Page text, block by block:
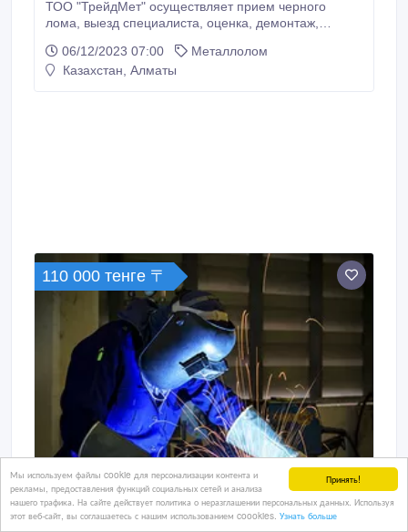
Принять!
Мы используем файлы cookie для персонализации контента и
рекламы, предоставления функций социальных сетей и анализа
нашего трафика. На сайте действует политика о неразглашении персональных данных. Используя
этот веб-сайт, вы соглашаетесь с нашим использованием coookies. Узнать больше
ТОО "ТрейдМет" осуществляет прием черного
лома, выезд специалиста, оценка, демонтаж,
дорого! Для юр. лиц полный пакет документов.
Лицензия на сбор и утилизацию. Работаем
06/12/2023 07:00
Металлолом
Казахстан, Алматы
110 000 тенге 〒